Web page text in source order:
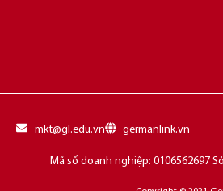
mkt@gl.edu.vn germanlink.vn
Mã số doanh nghiệp: 0106562697